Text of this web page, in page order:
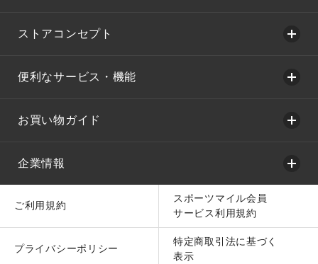
ストアコンセプト
便利なサービス・機能
お買い物ガイド
企業情報
ご利用規約
スポーツマイル会員
サービス利用規約
プライバシーポリシー
特定商取引法に基づく
表示